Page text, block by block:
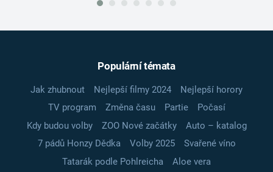
Populární témata
Jak zhubnout Nejlepší filmy 2024
Nejlepší horory
TV program
Změna času Partie
Počasí
Kdy budou volby
ZOO Nové začátky
Auto – katalog
7 pádů Honzy Dědka
Volby 2025
Svařené víno
Tatarák podle Pohlreicha
Aloe vera